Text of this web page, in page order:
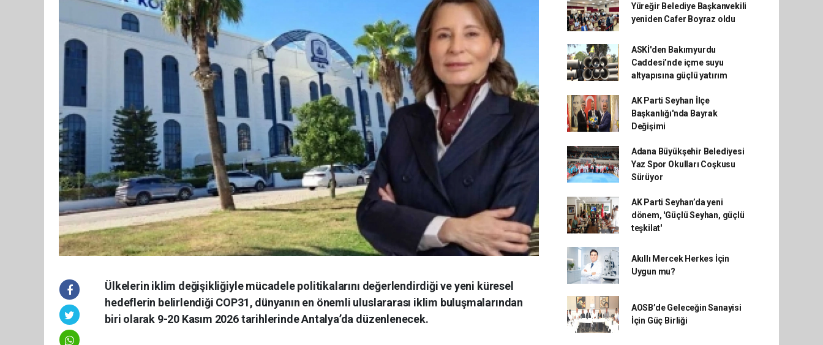
Ülkelerin iklim değişikliğiyle mücadele politikalarını değerlendirdiği ve yeni küresel
hedeflerin belirlendiği COP31, dünyanın en önemli uluslararası iklim buluşmalarından
biri olarak 9-20 Kasım 2026 tarihlerinde Antalya’da düzenlenecek.
Yüreğir Belediye Başkanvekili
yeniden Cafer Boyraz oldu
ASKİ'den Bakımyurdu
Caddesi’nde içme suyu
altyapısına güçlü yatırım
AK Parti Seyhan İlçe
Başkanlığı'nda Bayrak
Değişimi
Adana Büyükşehir Belediyesi
Yaz Spor Okulları Coşkusu
Sürüyor
AK Parti Seyhan’da yeni
dönem, 'Güçlü Seyhan, güçlü
teşkilat'
Akıllı Mercek Herkes İçin
Uygun mu?
AOSB’de Geleceğin Sanayisi
İçin Güç Birliği